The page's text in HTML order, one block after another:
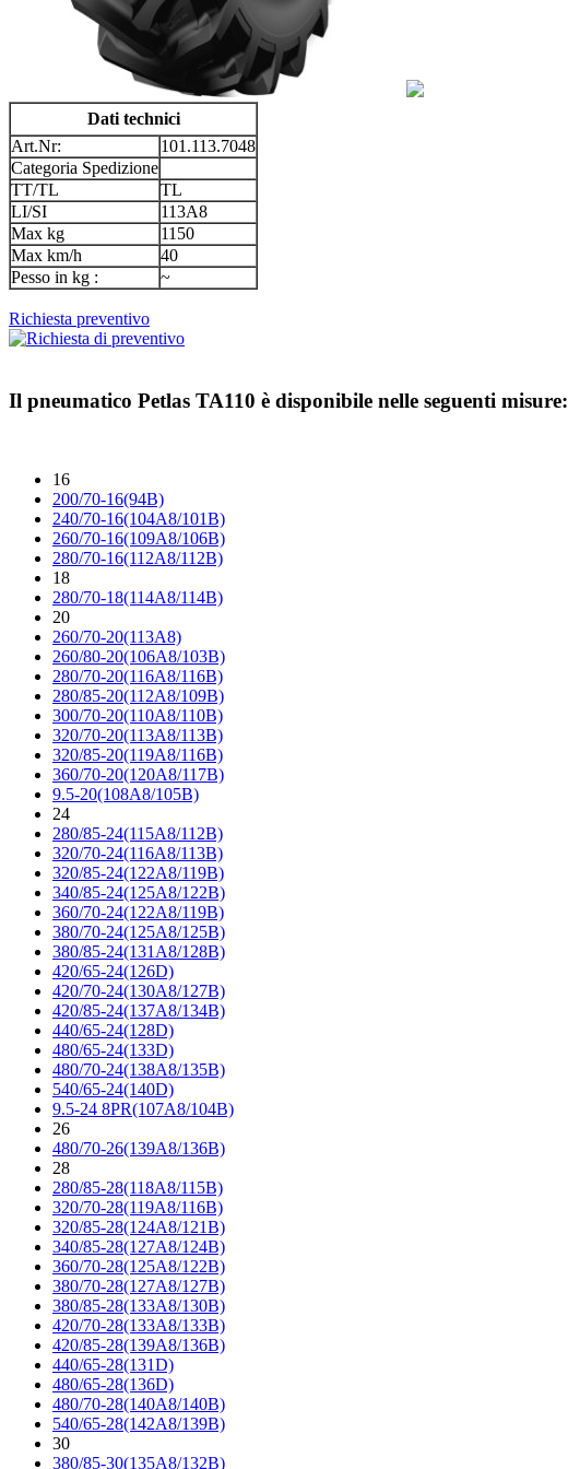
Dati technici
Art.Nr:
101.113.7048
Categoria Spedizione
TT/TL
TL
LI/SI
113A8
Max kg
1150
Max km/h
40
Pesso in kg :
~
Richiesta preventivo
Il pneumatico Petlas TA110 è disponibile nelle seguenti misure:
16
200/70-16(94B)
240/70-16(104A8/101B)
260/70-16(109A8/106B)
280/70-16(112A8/112B)
18
280/70-18(114A8/114B)
20
260/70-20(113A8)
260/80-20(106A8/103B)
280/70-20(116A8/116B)
280/85-20(112A8/109B)
300/70-20(110A8/110B)
320/70-20(113A8/113B)
320/85-20(119A8/116B)
360/70-20(120A8/117B)
9.5-20(108A8/105B)
24
280/85-24(115A8/112B)
320/70-24(116A8/113B)
320/85-24(122A8/119B)
340/85-24(125A8/122B)
360/70-24(122A8/119B)
380/70-24(125A8/125B)
380/85-24(131A8/128B)
420/65-24(126D)
420/70-24(130A8/127B)
420/85-24(137A8/134B)
440/65-24(128D)
480/65-24(133D)
480/70-24(138A8/135B)
540/65-24(140D)
9.5-24 8PR(107A8/104B)
26
480/70-26(139A8/136B)
28
280/85-28(118A8/115B)
320/70-28(119A8/116B)
320/85-28(124A8/121B)
340/85-28(127A8/124B)
360/70-28(125A8/122B)
380/70-28(127A8/127B)
380/85-28(133A8/130B)
420/70-28(133A8/133B)
420/85-28(139A8/136B)
440/65-28(131D)
480/65-28(136D)
480/70-28(140A8/140B)
540/65-28(142A8/139B)
30
380/85-30(135A8/132B)